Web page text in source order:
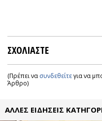
ΣΧΟΛΙΑΣΤΕ
(Πρέπει να συνδεθείτεγια να
Άρθρο)
ΑΛΛΕΣ ΕΙΔΗΣΕΙΣ